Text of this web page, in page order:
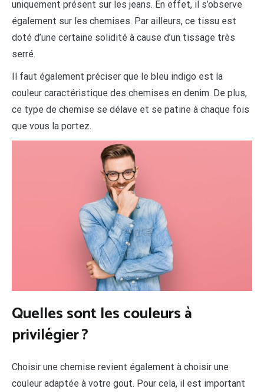
uniquement présent sur les jeans. En effet, il s’observe
également sur les chemises. Par ailleurs, ce tissu est
doté d’une certaine solidité à cause d’un tissage très
serré.
Il faut également préciser que le bleu indigo est la
couleur caractéristique des chemises en denim. De plus,
ce type de chemise se délave et se patine à chaque fois
que vous la portez.
Quelles sont les couleurs à
privilégier ?
Choisir une chemise revient également à choisir une
couleur adaptée à votre gout. Pour cela, il est important